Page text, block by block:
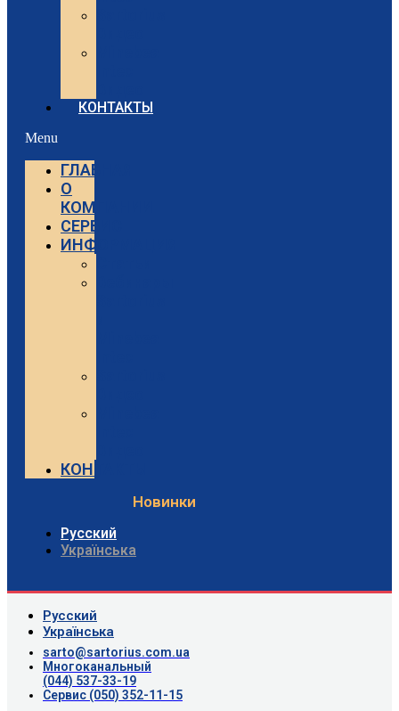
КОНТАКТЫ
Menu
ГЛАВНАЯ
О
КОМПАНИИ
СЕРВИС
ИНФОРМАЦИЯ
КОНТАКТЫ
Новинки
Русский
Українська
Русский
Українська
sarto@sartorius.com.ua
Многоканальный
(044) 537-33-19
Сервис (050) 352-11-15